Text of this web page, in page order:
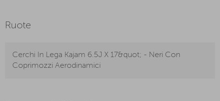
Ruote
Cerchi In Lega Kajam 6.5J X 17&quot; - Neri Con
Coprimozzi Aerodinamici